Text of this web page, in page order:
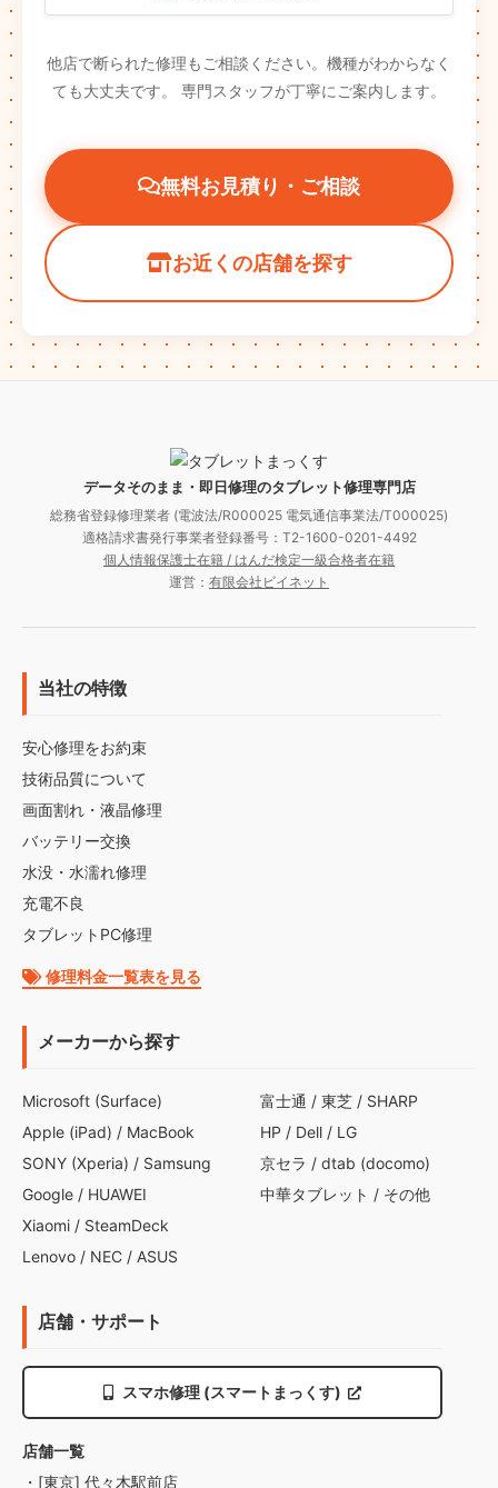
他店で断られた修理もご相談ください。機種がわからなく
ても大丈夫です。
専門スタッフが丁寧にご案内します。
無料お見積り・ご相談
お近くの店舗を探す
データそのまま・即日修理のタブレット修理専門店
総務省登録修理業者 (電波法/R000025 電気通信事業法/T000025)
適格請求書発行事業者登録番号：T2-1600-0201-4492
個人情報保護士在籍 / はんだ検定一級合格者在籍
運営： 有限会社ビイネット
当社の特徴
安心修理をお約束
技術品質について
画面割れ・液晶修理
バッテリー交換
水没・水濡れ修理
充電不良
タブレットPC修理
修理料金一覧表を見る
メーカーから探す
Microsoft (Surface)
Apple (iPad) / MacBook
SONY (Xperia) / Samsung
Google / HUAWEI
Xiaomi / SteamDeck
Lenovo / NEC / ASUS
富士通 / 東芝 / SHARP
HP / Dell / LG
京セラ / dtab (docomo)
中華タブレット / その他
店舗・サポート
スマホ修理 (スマートまっくす)
店舗一覧
・[東京] 代々木駅前店